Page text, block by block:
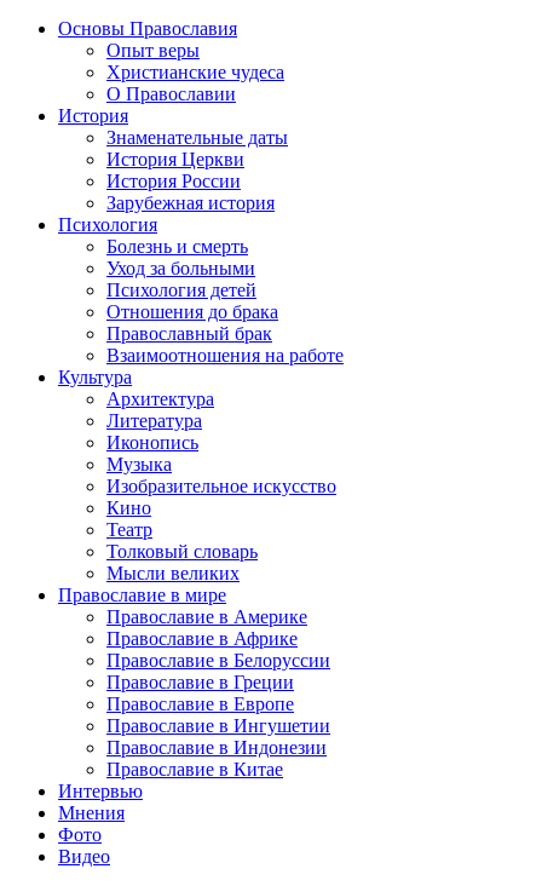
Основы Православия
Опыт веры
Христианские чудеса
О Православии
История
Знаменательные даты
История Церкви
История России
Зарубежная история
Психология
Болезнь и смерть
Уход за больными
Психология детей
Отношения до брака
Православный брак
Взаимоотношения на работе
Культура
Архитектура
Литература
Иконопись
Музыка
Изобразительное искусство
Кино
Театр
Толковый словарь
Мысли великих
Православие в мире
Православие в Америке
Православие в Африке
Православие в Белоруссии
Православие в Греции
Православие в Европе
Православие в Ингушетии
Православие в Индонезии
Православие в Китае
Интервью
Мнения
Фото
Видео